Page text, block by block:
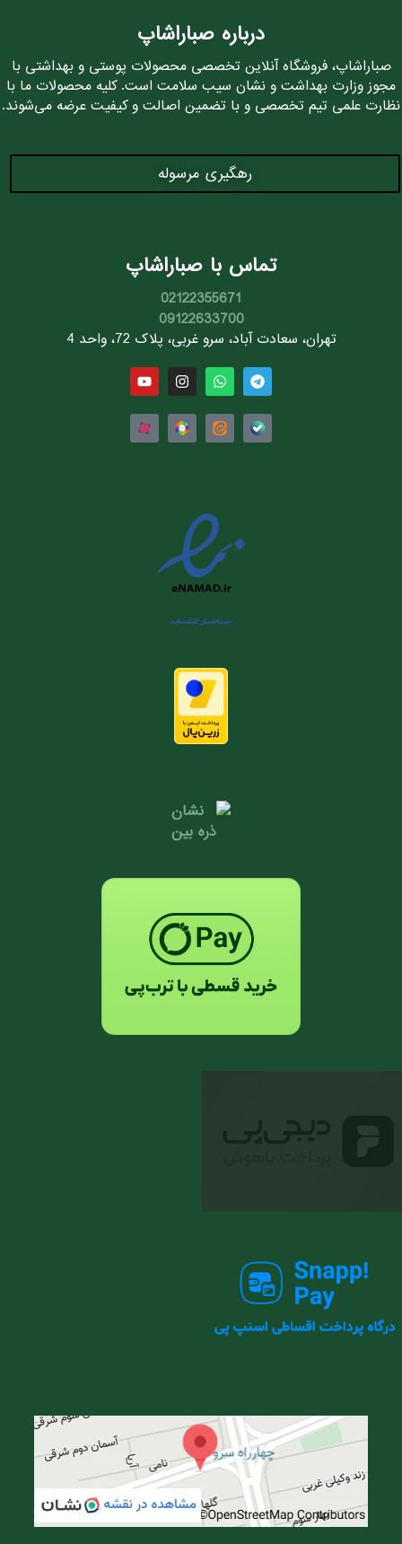
درباره صباراشاپ
صباراشاپ، فروشگاه آنلاین تخصصی محصولات پوستی و بهداشتی با
مجوز وزارت بهداشت و نشان سیب سلامت است. کلیه محصولات ما با
نظارت علمی تیم تخصصی و با تضمین اصالت و کیفیت عرضه می‌شوند.
رهگیری مرسوله
تماس با صباراشاپ
02122355671
09122633700
تهران، سعادت آباد، سرو غربی، پلاک 72، واحد 4